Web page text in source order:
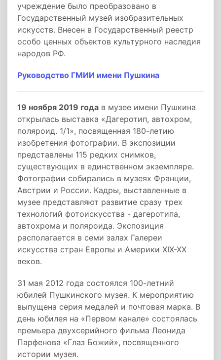
учреждение было преобразовано в
Государственный музей изобразительных
искусств. Внесен в Государственный реестр
особо ценных объектов культурного наследия
народов РФ.
Руководство ГМИИ имени Пушкина
19 ноября 2019 года в музее имени Пушкина
открылась выставка «Дагеротип, автохром,
поляроид. 1/1», посвященная 180-летию
изобретения фотографии. В экспозиции
представлены 115 редких снимков,
существующих в единственном экземпляре.
Фотографии собирались в музеях Франции,
Австрии и России. Кадры, выставленные в
музее представляют развитие сразу трех
технологий фотоискусства - дагеротипа,
автохрома и поляроида. Экспозиция
располагается в семи залах Галереи
искусства стран Европы и Америки XIX-XX
веков.
31 мая 2012 года состоялся 100-летний
юбилей Пушкинского музея. К мероприятию
выпущена серия медалей и почтовая марка. В
день юбилея на «Первом канале» состоялась
премьера двухсерийного фильма Леонида
Парфенова «Глаз Божий», посвященного
истории музея.